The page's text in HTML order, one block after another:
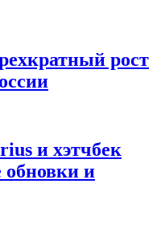
рост
и хэтчбек
и